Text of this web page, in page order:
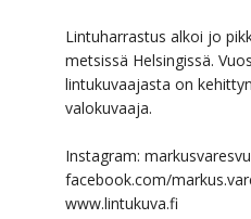
Lintuharrastus alkoi jo
metsissä Helsingissä.
lintukuvaajasta on
valokuvaaja.
Instagram:
facebook.com/
www.lintukuva.fi